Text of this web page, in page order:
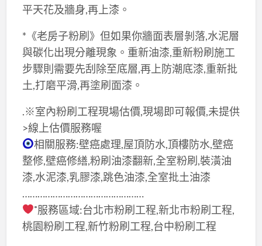
平天花及牆身,再上漆。
*《老房子粉刷》但如果你牆面表層剝落,水泥層
與碳化出現分離現象。重新油漆,重新粉刷施工
步驟則需要先刮除至底層,再上防潮底漆,重新批
土,打磨平滑,再塗刷面漆。
.※室內粉刷工程現場估價,現場即可報價,未提供
>線上估價服務喔
相關服務:壁癌處理,屋頂防水,頂樓防水,壁癌
整修,壁癌修繕,粉刷油漆翻新,全室粉刷,裝潢油
漆,水泥漆,乳膠漆,跳色油漆,全室批土油漆
…………………………………………
˚服務區域:台北市粉刷工程,新北市粉刷工程,
桃園粉刷工程,新竹粉刷工程,台中粉刷工程